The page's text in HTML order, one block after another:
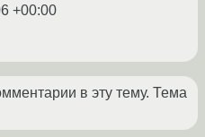
+00:00
в эту тему. Тема